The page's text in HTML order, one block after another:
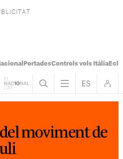
PortadesControls vols Itàlia
del moviment de